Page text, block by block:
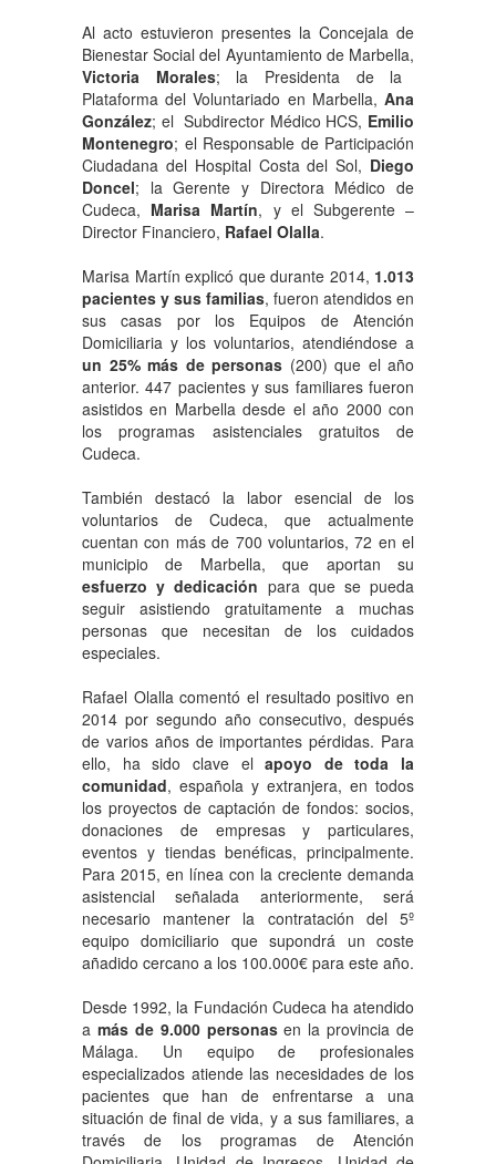
Al acto estuvieron presentes la Concejala de
Bienestar Social del Ayuntamiento de Marbella,
Victoria Morales; la Presidenta de la
Plataforma del Voluntariado en Marbella, Ana
González; el Subdirector Médico HCS, Emilio
Montenegro; el Responsable de Participación
Ciudadana del Hospital Costa del Sol, Diego
Doncel; la Gerente y Directora Médico de
Cudeca, Marisa Martín, y el Subgerente –
Director Financiero, Rafael Olalla.
Marisa Martín explicó que durante 2014, 1.013
pacientes y sus familias, fueron atendidos en
sus casas por los Equipos de Atención
Domiciliaria y los voluntarios, atendiéndose a
un 25% más de personas (200) que el año
anterior. 447 pacientes y sus familiares fueron
asistidos en Marbella desde el año 2000 con
los programas asistenciales gratuitos de
Cudeca.
También destacó la labor esencial de los
voluntarios de Cudeca, que actualmente
cuentan con más de 700 voluntarios, 72 en el
municipio de Marbella, que aportan su
esfuerzo y dedicación para que se pueda
seguir asistiendo gratuitamente a muchas
personas que necesitan de los cuidados
especiales.
Rafael Olalla comentó el resultado positivo en
2014 por segundo año consecutivo, después
de varios años de importantes pérdidas. Para
ello, ha sido clave elapoyo de toda la
comunidad, española y extranjera, en todos
los proyectos de captación de fondos: socios,
donaciones de empresas y particulares,
eventos y tiendas benéficas, principalmente.
Para 2015, en línea con la creciente demanda
asistencial señalada anteriormente, será
necesario mantener la contratación del 5º
equipo domiciliario que supondrá un coste
añadido cercano a los 100.000€ para este año.
Desde 1992, la Fundación Cudeca ha atendido
a más de 9.000 personasen la provincia de
Málaga. Un equipo de profesionales
especializados atiende las necesidades de los
pacientes que han de enfrentarse a una
situación de final de vida, y a sus familiares, a
través de los programas de Atención